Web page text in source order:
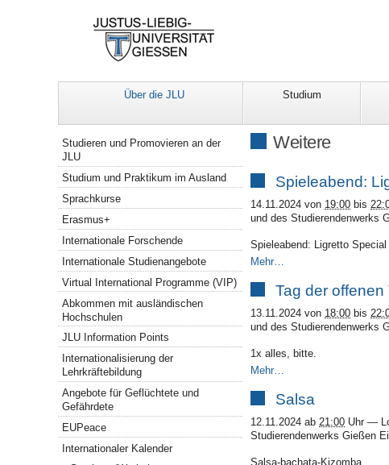
Über die JLU Studium
Weitere
Spieleabend:
14.11.2024 von 19:00 bis
und des Studierendenwerks
Spieleabend: Ligretto Special
Mehr…
Tag der offenen
13.11.2024 von 18:00 bis
und des Studierendenwerks
1x alles, bitte.
Mehr…
Salsa
12.11.2024 ab 21:00 Uhr —
Studierendenwerks Gießen
Salsa-bachata-Kizomba
Navigation
Studieren und Promovieren an der
JLU
Studium und Praktikum im Ausland
Sprachkurse
Erasmus+
Internationale Forschende
Internationale Studienangebote
Virtual International Programme (VIP)
Abkommen mit ausländischen
Hochschulen
JLU Information Points
Internationalisierung der
Lehrkräftebildung
Angebote für Geflüchtete und
Gefährdete
EUPeace
Internationaler Kalender